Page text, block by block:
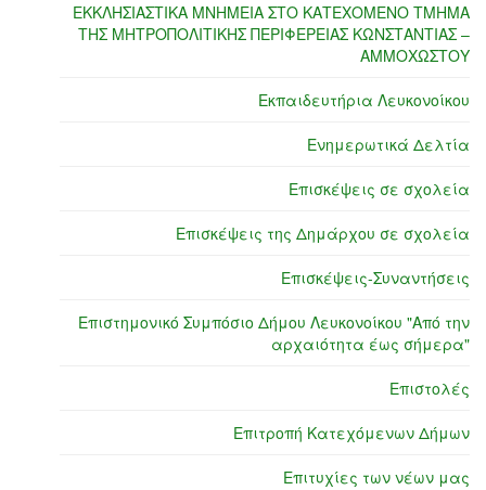
ΕΚΚΛΗΣΙΑΣΤΙΚΑ ΜΝΗΜΕΙΑ ΣΤΟ ΚΑΤΕΧΟΜΕΝΟ ΤΜΗΜΑ
ΤΗΣ ΜΗΤΡΟΠΟΛΙΤΙΚΗΣ ΠΕΡΙΦΕΡΕΙΑΣ ΚΩΝΣΤΑΝΤΙΑΣ –
ΑΜΜΟΧΩΣΤΟΥ
Εκπαιδευτήρια Λευκονοίκου
Ενημερωτικά Δελτία
Επισκέψεις σε σχολεία
Επισκέψεις της Δημάρχου σε σχολεία
Επισκέψεις-Συναντήσεις
Επιστημονικό Συμπόσιο Δήμου Λευκονοίκου "Από την
αρχαιότητα έως σήμερα"
Επιστολές
Επιτροπή Κατεχόμενων Δήμων
Επιτυχίες των νέων μας